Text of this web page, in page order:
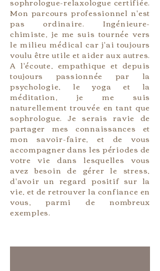
Mon parcours professionnel n'est
pas ordinaire. Ingénieure-
chimiste, je me suis tournée vers
le milieu médical car j'ai toujours
voulu être utile et aider aux autres.
A l'écoute, empathique et depuis
toujours passionnée par la
psychologie, le yoga et la
méditation, je me suis
naturellement trouvée en tant que
sophrologue. Je serais ravie de
partager mes connaissances et
mon savoir-faire, et de vous
accompagner dans les périodes de
votre vie dans lesquelles vous
avez besoin de gérer le stress,
d'avoir un regard positif sur la
vie, et de retrouver la confiance en
vous, parmi de nombreux
exemples.